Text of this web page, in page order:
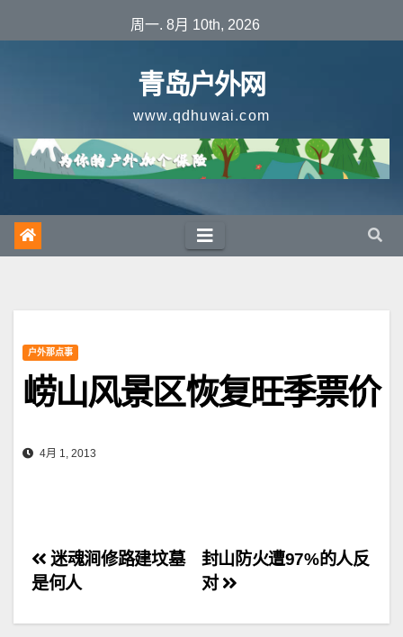
至
周一. 8月 10th, 2026
青岛户外网
www.qdhuwai.com
户外那点事
崂山风景区恢复旺季票价
4月 1, 2013
文
章
封山防火遭97%的人反
对
迷魂涧修路建坟墓
是何人